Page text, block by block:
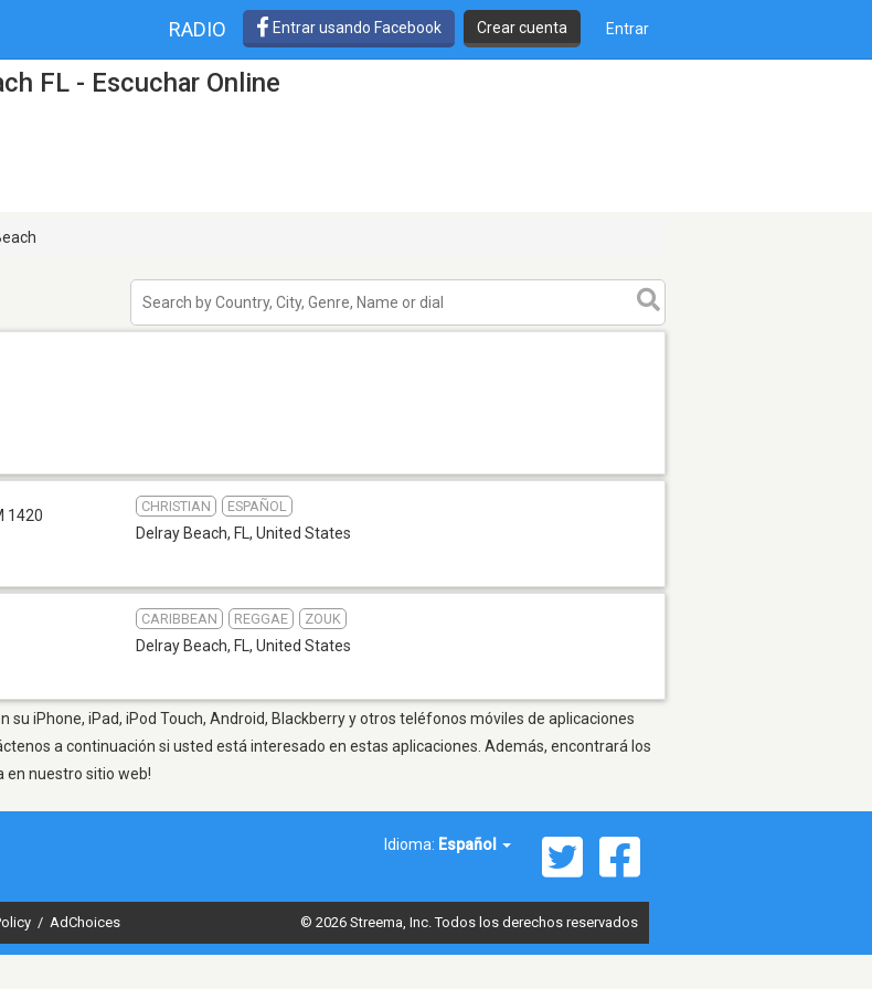
RADIO Entrar usando Facebook Crear cuenta Entrar
FL - Escuchar Online
1420
CHRISTIAN ESPAÑOL
Delray Beach, FL , United States
CARIBBEAN REGGAE ZOUK
Delray Beach, FL , United States
su iPhone, iPad, iPod Touch, Android, Blackberry y otros teléfonos móviles de aplicaciones
a continuación si usted está interesado en estas aplicaciones. Además, encontrará los
en nuestro sitio web!
Idioma: Español
/ AdChoices © 2026 Streema, Inc. Todos los derechos reservados